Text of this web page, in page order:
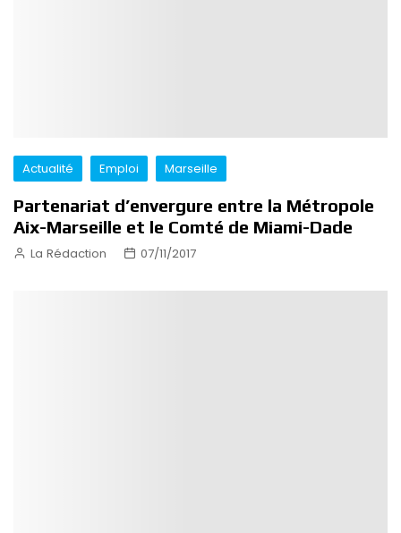
Actualité Emploi Marseille
Partenariat d’envergure entre la Métropole
Aix-Marseille et le Comté de Miami-Dade
La Rédaction 07/11/2017